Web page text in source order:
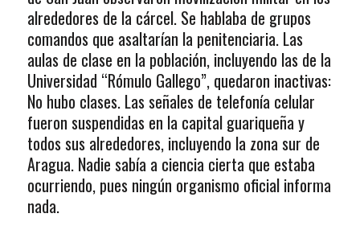
alrededores de la cárcel. Se hablaba de grupos
comandos que asaltarían la penitenciaria. Las
aulas de clase en la población, incluyendo las de la
Universidad “Rómulo Gallego”, quedaron inactivas:
No hubo clases. Las señales de telefonía celular
fueron suspendidas en la capital guariqueña y
todos sus alrededores, incluyendo la zona sur de
Aragua. Nadie sabía a ciencia cierta que estaba
ocurriendo, pues ningún organismo oficial informa
nada.